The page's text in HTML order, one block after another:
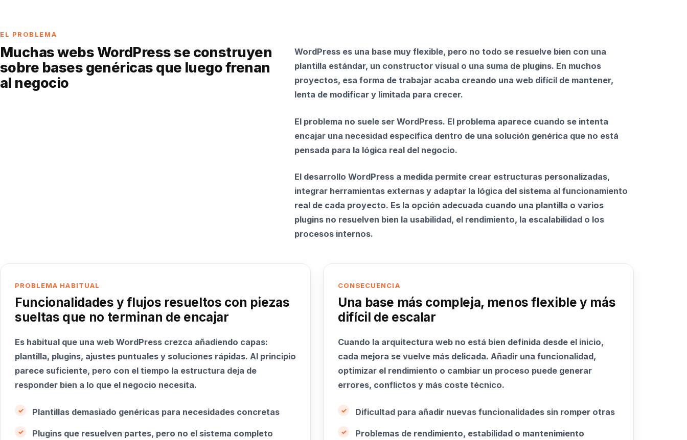
EL PROBLEMA
Muchas webs WordPress se construyen
sobre bases genéricas que luego frenan
al negocio
WordPress es una base muy flexible, pero no todo se resuelve bien con una
plantilla estándar, un constructor visual o una suma de plugins. En muchos
proyectos, esa forma de trabajar acaba creando una web difícil de mantener,
lenta de modificar y limitada para crecer.
El problema no suele ser WordPress. El problema aparece cuando se intenta
encajar una necesidad específica dentro de una solución genérica que no está
pensada para la lógica real del negocio.
El desarrollo WordPress a medida permite crear estructuras personalizadas,
integrar herramientas externas y adaptar la lógica del sistema al funcionamiento
real de cada proyecto. Es la opción adecuada cuando una plantilla o varios
plugins no resuelven bien la usabilidad, el rendimiento, la escalabilidad o los
procesos internos.
PROBLEMA HABITUAL
Funcionalidades y flujos resueltos con piezas
sueltas que no terminan de encajar
Es habitual que una web WordPress crezca añadiendo capas:
plantilla, plugins, ajustes puntuales y soluciones rápidas. Al principio
parece suficiente, pero con el tiempo la estructura deja de
responder bien a lo que el negocio necesita.
Plantillas demasiado genéricas para necesidades concretas
Plugins que resuelven partes, pero no el sistema completo
CONSECUENCIA
Una base más compleja, menos flexible y más
difícil de escalar
Cuando la arquitectura web no está bien definida desde el inicio,
cada mejora se vuelve más delicada. Añadir una funcionalidad,
optimizar el rendimiento o cambiar un proceso puede generar
errores, conflictos y más coste técnico.
Dificultad para añadir nuevas funcionalidades sin romper otras
Problemas de rendimiento, estabilidad o mantenimiento